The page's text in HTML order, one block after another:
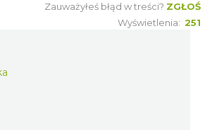
Zauważyłeś błąd w treści? ZGŁOŚ
Wyświetlenia: 251